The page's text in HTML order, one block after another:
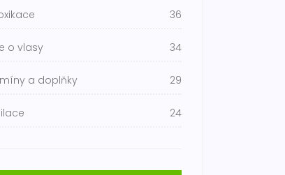
36
o vlasy 34
a doplňky 29
24